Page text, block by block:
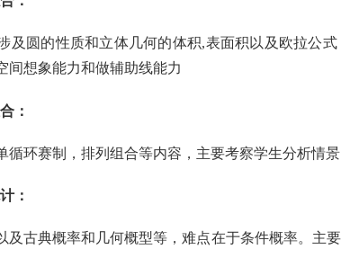
及圆的性质和立体几何的体积,表面积以及欧拉公
间想象能力和做辅助线能力
：
循环赛制，排列组合等内容，主要考察学生分析情
：
及古典概率和几何概型等，难点在于条件概率。主